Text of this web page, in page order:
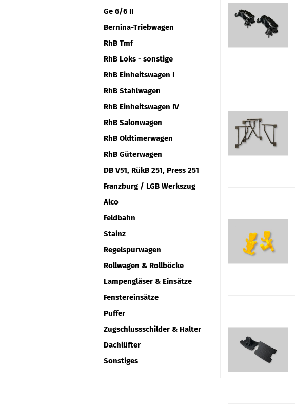
Ge 6/6 II
Bernina-Triebwagen
RhB Tmf
RhB Loks - sonstige
RhB Einheitswagen I
RhB Stahlwagen
RhB Einheitswagen IV
RhB Salonwagen
RhB Oldtimerwagen
RhB Güterwagen
DB V51, RükB 251, Press 251
Franzburg / LGB Werkszug
Alco
Feldbahn
Stainz
Regelspurwagen
Rollwagen & Rollböcke
Lampengläser & Einsätze
Fenstereinsätze
Puffer
Zugschlussschilder & Halter
Dachlüfter
Sonstiges